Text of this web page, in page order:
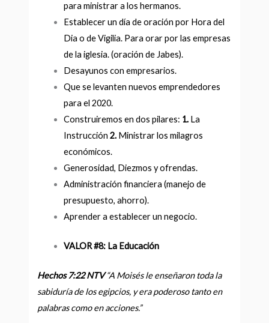
para ministrar a los hermanos.
Establecer un día de oración por Hora del
Dia o de Vigilia. Para orar por las empresas
de la iglesia. (oración de Jabes).
Desayunos con empresarios.
Que se levanten nuevos emprendedores
para el 2020.
Construiremos en dos pilares: 1. La
Instrucción2. Ministrar los milagros
económicos.
Generosidad, Diezmos y ofrendas.
Administración financiera (manejo de
presupuesto, ahorro).
Aprender a establecer un negocio.
VALOR #8: La Educación
Hechos 7:22 NTV“A Moisés le enseñaron toda la
sabiduría de los egipcios, y era poderoso tanto en
palabras como en acciones.”